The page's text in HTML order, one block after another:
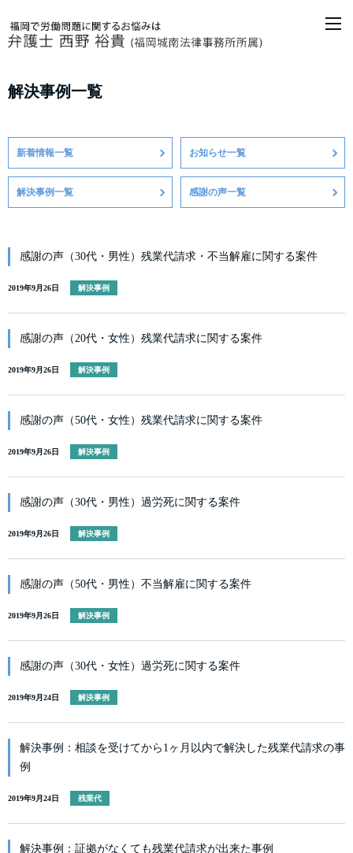
解決事例一覧
新着情報一覧 お知らせ一覧
解決事例一覧 感謝の声一覧
感謝の声（30代・男性）残業代請求・不当解雇に関する案件
2019年9月26日 解決事例
感謝の声（20代・女性）残業代請求に関する案件
2019年9月26日 解決事例
感謝の声（50代・女性）残業代請求に関する案件
2019年9月26日 解決事例
感謝の声（30代・男性）過労死に関する案件
2019年9月26日 解決事例
感謝の声（50代・男性）不当解雇に関する案件
2019年9月26日 解決事例
感謝の声（30代・女性）過労死に関する案件
2019年9月24日 解決事例
解決事例：相談を受けてから1ヶ月以内で解決した残業代請求の事
例
2019年9月24日 残業代
解決事例：証拠がなくても残業代請求が出来た事例